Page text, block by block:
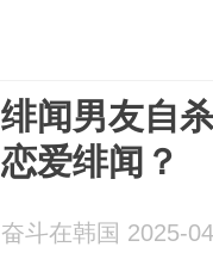
绯闻男友自
恋爱绯闻？
奋斗在韩国 2025-